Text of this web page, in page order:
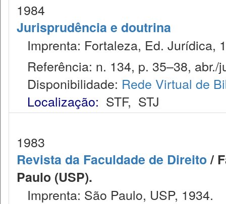
1984
Jurisprudência e doutrina
Imprenta: Fortaleza, Ed. Jurídica,
Referência: n. 134, p. 35–38, abr./
Disponibilidade: Rede Virtual de
Localização: STF, STJ
1983
Revista da Faculdade de Direito/
Paulo (USP).
Imprenta: São Paulo, USP, 1934.